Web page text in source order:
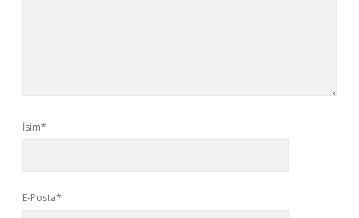
İsim*
E-Posta*